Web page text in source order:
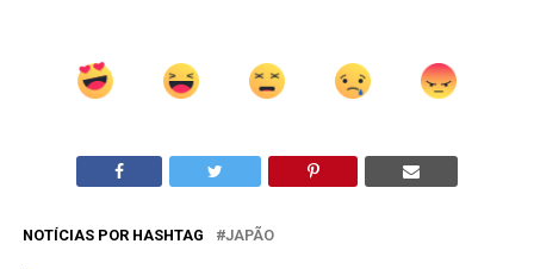
NOTÍCIAS POR HASHTAG JAPÃO